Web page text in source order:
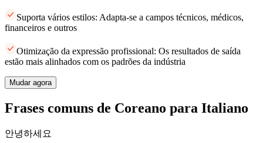
Suporta vários estilos: Adapta-se a campos técnicos, médicos,
financeiros e outros
Otimização da expressão profissional: Os resultados de saída
estão mais alinhados com os padrões da indústria
Mudar agora
Frases comuns de Coreano para Italiano
안녕하세요